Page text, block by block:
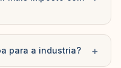
para a industria? +